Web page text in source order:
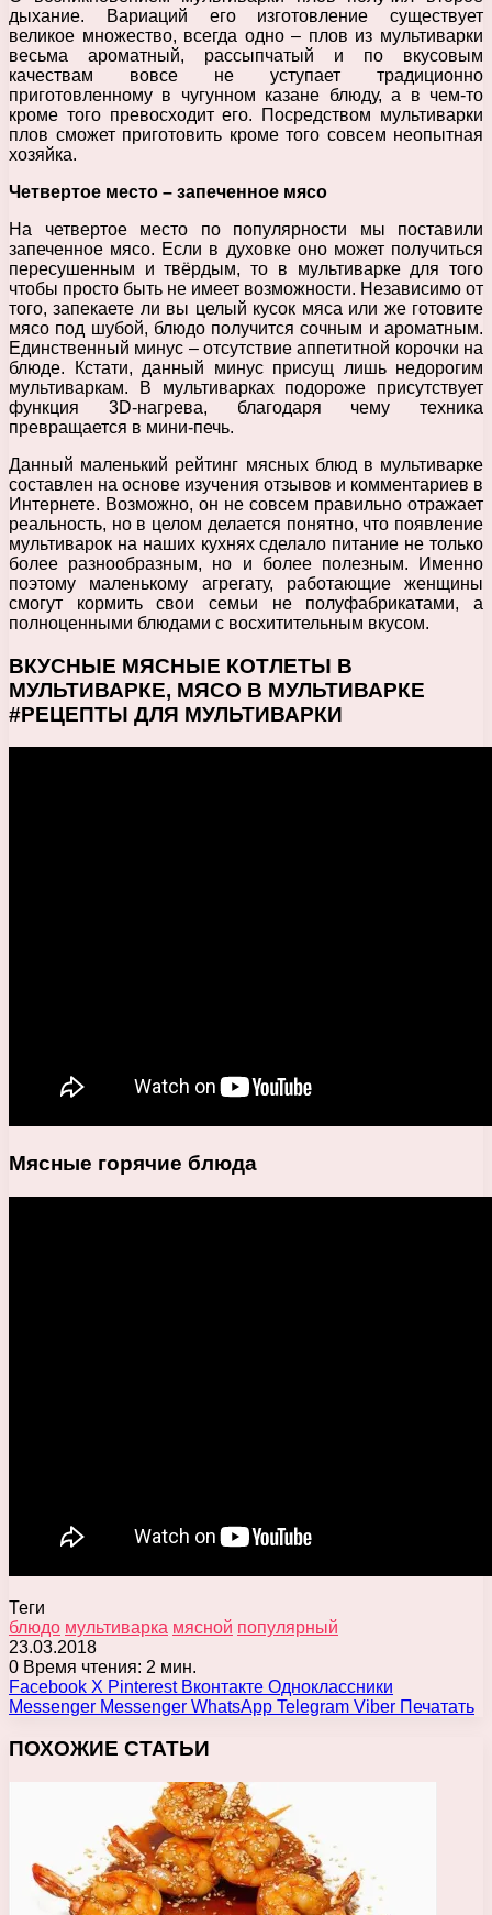
дыхание. Вариаций его изготовление существует
великое множество, всегда одно – плов из мультиварки
весьма ароматный, рассыпчатый и по вкусовым
качествам вовсе не уступает традиционно
приготовленному в чугунном казане блюду, а в чем-то
кроме того превосходит его. Посредством мультиварки
плов сможет приготовить кроме того совсем неопытная
хозяйка.
Четвертое место – запеченное мясо
На четвертое место по популярности мы поставили
запеченное мясо. Если в духовке оно может получиться
пересушенным и твёрдым, то в мультиварке для того
чтобы просто быть не имеет возможности. Независимо от
того, запекаете ли вы целый кусок мяса или же готовите
мясо под шубой, блюдо получится сочным и ароматным.
Единственный минус – отсутствие аппетитной корочки на
блюде. Кстати, данный минус присущ лишь недорогим
мультиваркам. В мультиварках подороже присутствует
функция 3D-нагрева, благодаря чему техника
превращается в мини-печь.
Данный маленький рейтинг мясных блюд в мультиварке
составлен на основе изучения отзывов и комментариев в
Интернете. Возможно, он не совсем правильно отражает
реальность, но в целом делается понятно, что появление
мультиварок на наших кухнях сделало питание не только
более разнообразным, но и более полезным. Именно
поэтому маленькому агрегату, работающие женщины
смогут кормить свои семьи не полуфабрикатами, а
полноценными блюдами с восхитительным вкусом.
ВКУСНЫЕ МЯСНЫЕ КОТЛЕТЫ В
МУЛЬТИВАРКЕ, МЯСО В МУЛЬТИВАРКЕ
#РЕЦЕПТЫ ДЛЯ МУЛЬТИВАРКИ
Мясные горячие блюда
Теги
блюдо мультиварка мясной популярный
23.03.2018
0 Время чтения: 2 мин.
Facebook X Pinterest Вконтакте Одноклассники
Messenger Messenger WhatsApp Telegram Viber Печатать
ПОХОЖИЕ СТАТЬИ